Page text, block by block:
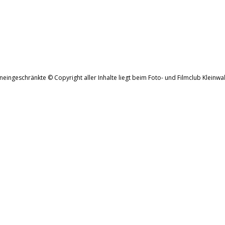
© Copyright aller Inhalte liegt beim Foto- und Filmclub